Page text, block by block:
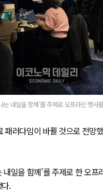
내일을 함께’를 주제로 오프라인 행사
러다임이 바뀔 것으로 전망
일을 함께’를 주제로 한 오
.